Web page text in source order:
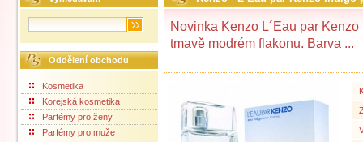
Oddělení obchodu
Kosmetika
Korejská kosmetika
Parfémy pro ženy
Parfémy pro muže
Novinka Kenzo L´Eau par
tmavě modrém flakonu. Barva ...